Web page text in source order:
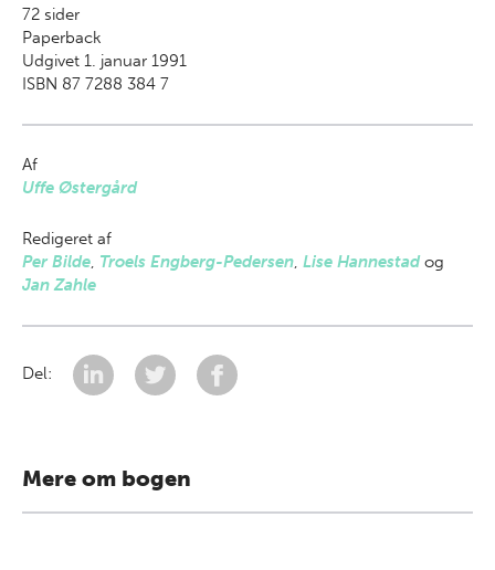
72 sider
Paperback
Udgivet 1. januar 1991
ISBN 87 7288 384 7
Af
Uffe Østergård
Redigeret af
Per Bilde, Troels Engberg-Pedersen, Lise Hannestadog
Jan Zahle
Del:
Mere om bogen